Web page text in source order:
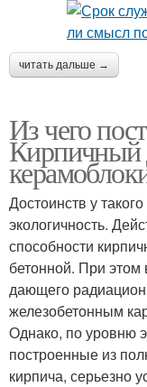
читать дальше →
Из чего
Кирпичный
Достоинств у
экологичность.
способности
бетонной. При этом
дающего
железобетонным
Однако, по уровню
построенные из
кирпича, серьезно